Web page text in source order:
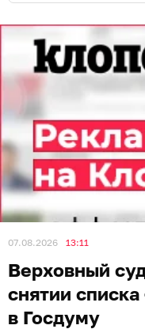
07.08.2026 13:11
Верховный
снятии
в Госдуму